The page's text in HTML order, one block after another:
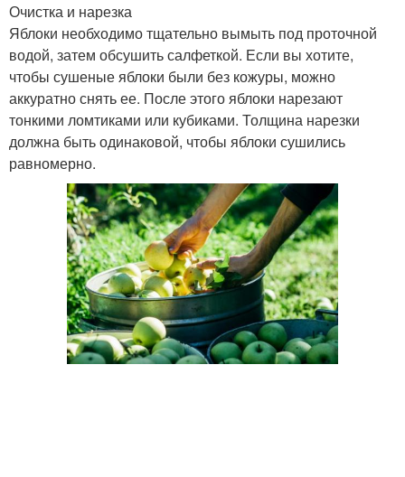
Очистка и нарезка
Яблоки необходимо тщательно вымыть под проточной
водой, затем обсушить салфеткой. Если вы хотите,
чтобы сушеные яблоки были без кожуры, можно
аккуратно снять ее. После этого яблоки нарезают
тонкими ломтиками или кубиками. Толщина нарезки
должна быть одинаковой, чтобы яблоки сушились
равномерно.